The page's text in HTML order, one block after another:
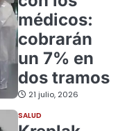
médicos:
cobrarán
un 7% en
dos tramos
21 julio, 2026
SALUD